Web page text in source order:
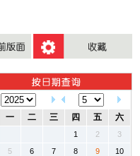
一 二 三 四 五 六
1 2
3
5 6 7 8 9
10